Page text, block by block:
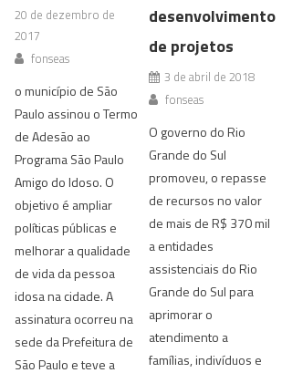
20 de dezembro de
2017
fonseas
o município de São
Paulo assinou o Termo
de Adesão ao
Programa São Paulo
Amigo do Idoso. O
objetivo é ampliar
políticas públicas e
melhorar a qualidade
de vida da pessoa
idosa na cidade. A
assinatura ocorreu na
sede da Prefeitura de
São Paulo e teve a
desenvolvimento
de projetos
3 de abril de 2018
fonseas
O governo do Rio
Grande do Sul
promoveu, o repasse
de recursos no valor
de mais de R$ 370 mil
a entidades
assistenciais do Rio
Grande do Sul para
aprimorar o
atendimento a
famílias, indivíduos e